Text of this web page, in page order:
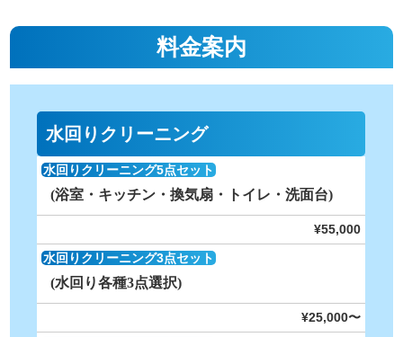
料金案内
水回りクリーニング
水回りクリーニング5点セット
(浴室・キッチン・換気扇・トイレ・洗面台)
¥55,000
水回りクリーニング3点セット
(水回り各種3点選択)
¥25,000〜